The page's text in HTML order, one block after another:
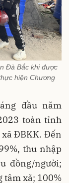
Đà Bắc khi được
hiện Chương
đầu năm
toàn tỉnh
ĐBKK. Đến
thu nhập
đồng/người;
tâm xã; 100%